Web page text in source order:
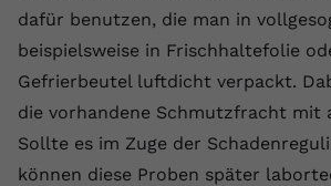
dafür benutzen, die man in
beispielsweise in Frischhaltefolie
Gefrierbeutel luftdicht verpackt.
die vorhandene Schmutzfracht mit
Sollte es im Zuge der
können diese Proben später
Anbieter Youtube.com
Laufzeit Session
YouTube setzt diesen
Videopräferenzen des
speichern, der